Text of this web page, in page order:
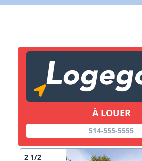
À LOUER
514-555-5555
2 1/2
Lien vers inscription (sera
Copier lien
X Fermer